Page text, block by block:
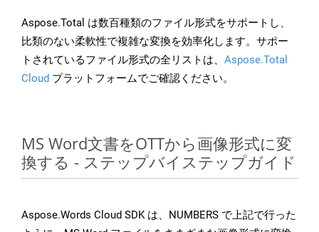
Aspose.Total は数百種類のファイル形式をサポートし、
比類のない柔軟性で複雑な変換を効率化します。サポー
トされているファイル形式の全リストは、 Aspose.Total
Cloud プラットフォームでご確認ください。
MS Word文書をOTTから画像形式に変
換する - ステップバイステップガイド
Aspose.Words Cloud SDK は、NUMBERS で上記で行った